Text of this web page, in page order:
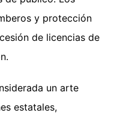
y protección
de licencias de
un arte
estatales,